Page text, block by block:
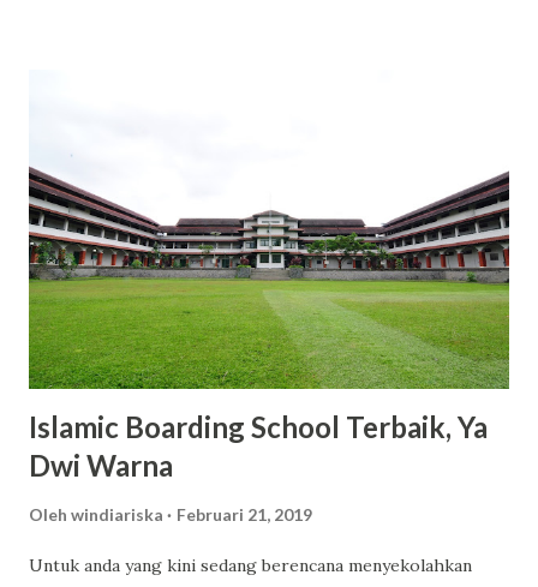
harga tersebut, kamu sudah mendapatkan produk
berkualitas dengan manfaat maksimal. 2. Varian Aroma yang
Memikat dan Tahan Lama Scarlett menawarkan berbagai
varian aroma yang tidak hanya menyegarkan, tetapi juga
tahan lama. Varian seperti Romansa, Charming, dan Freshy
menjadi favorit banyak pengguna karena wanginya yang
elegan dan tidak mengganggu. 3. Kandungan Glutat...
Islamic Boarding School Terbaik, Ya
Dwi Warna
Oleh windiariska Februari 21, 2019
Untuk anda yang kini sedang berencana menyekolahkan